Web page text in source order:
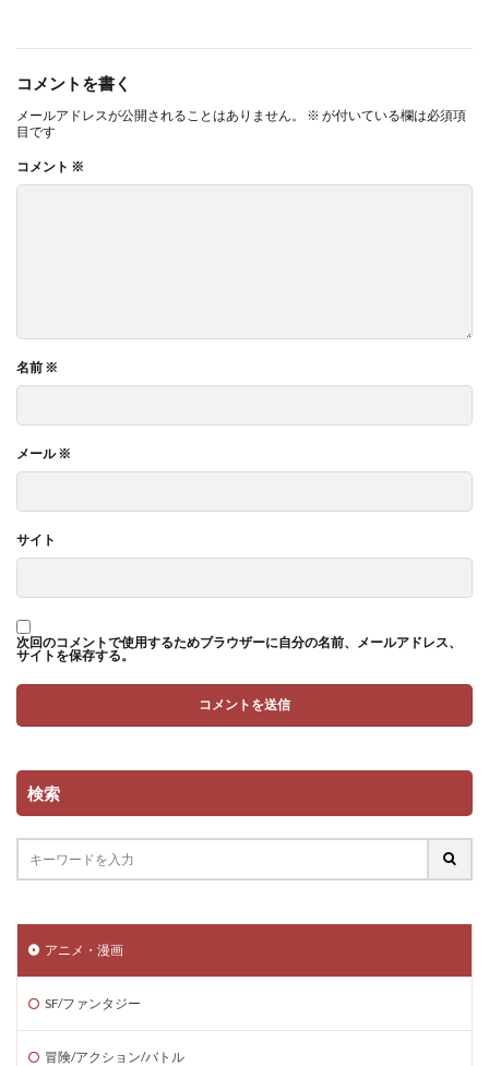
コメントを書く
メールアドレスが公開されることはありません。 ※ が付いている欄は必須項
目です
コメント ※
名前 ※
メール※
サイト
次回のコメントで使用するためブラウザーに自分の名前、メールアドレス、
サイトを保存する。
検索
アニメ・漫画
SF/ファンタジー
冒険/アクション/バトル